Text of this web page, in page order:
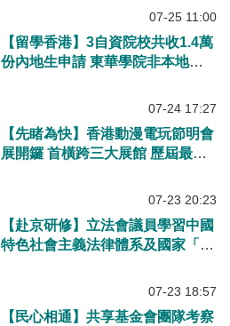
07-25 11:00
【留學香港】3自資院校共收1.4萬
份內地生申請 東華學院非本地生
07-24 17:27
【先睹為快】香港動漫電玩節明會
展開鑼 首橫跨三大展館 歷屆最大
07-23 20:23
【赴京研修】立法會議員學習中國
特色社會主義法律體系及國家「十
07-23 18:57
【民心相通】共享基金會團隊考察